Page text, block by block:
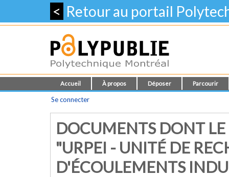
< Retour au portail
Accueil À propos Déposer Parcourir
Se connecter
DOCUMENTS DONT LE
"URPEI - UNITÉ DE
D'ÉCOULEMENTS